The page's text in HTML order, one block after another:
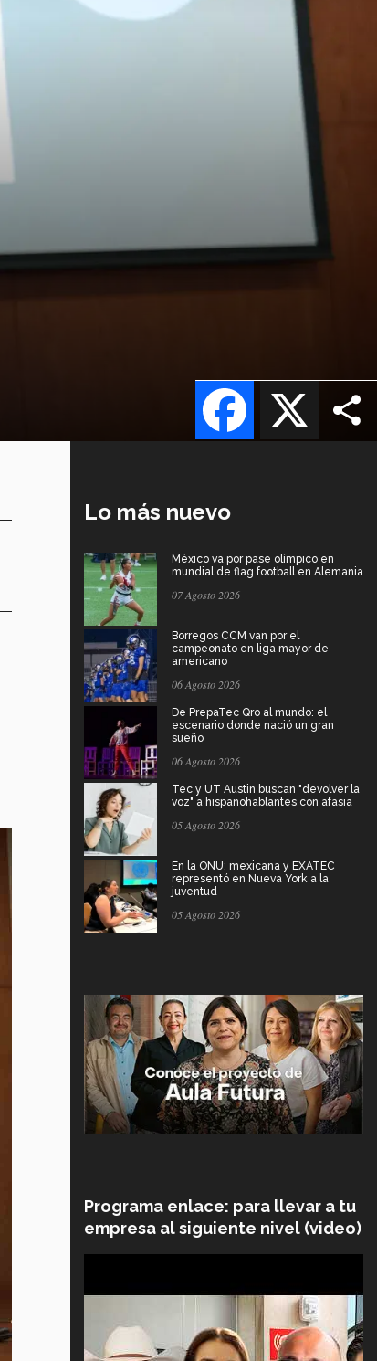
X
Facebook
Lo más nuevo
México va por pase olímpico en
mundial de flag football en Alemania
07 Agosto 2026
Borregos CCM van por el
campeonato en liga mayor de
americano
06 Agosto 2026
De PrepaTec Qro al mundo: el
escenario donde nació un gran
sueño
06 Agosto 2026
Tec y UT Austin buscan "devolver la
voz" a hispanohablantes con afasia
05 Agosto 2026
En la ONU: mexicana y EXATEC
representó en Nueva York a la
juventud
05 Agosto 2026
Programa enlace: para llevar a tu
empresa al siguiente nivel (video)